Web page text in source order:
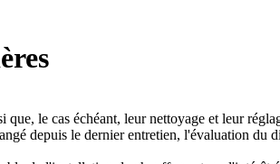
le cas échéant, leur nettoyage et leur
depuis le dernier entretien, l'évaluation du